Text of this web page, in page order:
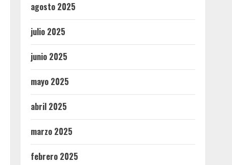
agosto 2025
julio 2025
junio 2025
mayo 2025
abril 2025
marzo 2025
febrero 2025